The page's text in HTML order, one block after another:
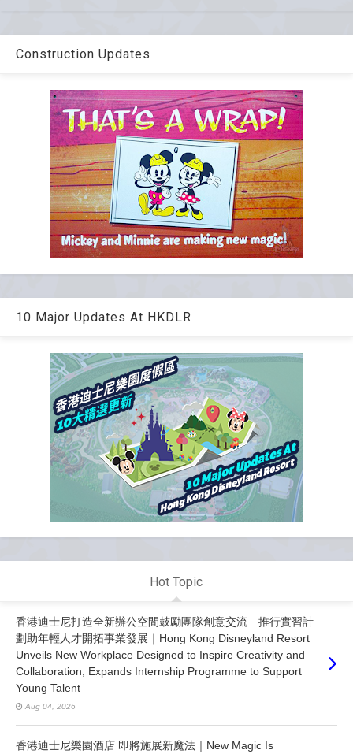
Construction Updates
10 Major Updates At HKDLR
Hot Topic
香港迪士尼打造全新辦公空間鼓勵團隊創意交流 推行實習計
劃助年輕人才開拓事業發展｜Hong Kong Disneyland Resort
Unveils New Workplace Designed to Inspire Creativity and
Collaboration, Expands Internship Programme to Support
Young Talent
Aug 04, 2026
香港迪士尼樂園酒店 即將施展新魔法｜New Magic Is